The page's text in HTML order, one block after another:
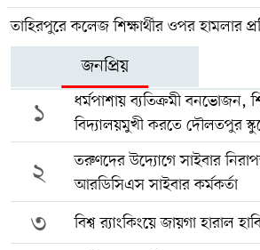
তাহিরপুরে কলেজ শিক্ষার্থীর ওপর হামলার
জনপ্রিয়
১
ধর্মপাশায় ব্যতিক্রমী বনভোজন,
বিদ্যালয়মুখী করতে দৌলতপুর
২
তরুণদের উদ্যোগে সাইবার
আরডিসিএস সাইবার কর্মকর্তা
৩ বিশ্ব র‍্যাংকিংয়ে জায়গা হারাল